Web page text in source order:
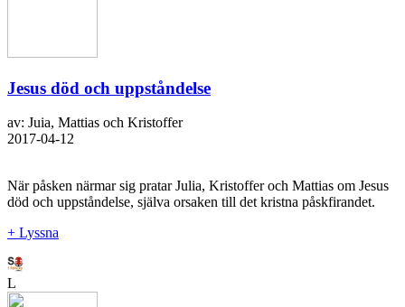
Jesus död och uppståndelse
av: Juia, Mattias och Kristoffer
2017-04-12
När påsken närmar sig pratar Julia, Kristoffer och Mattias om Jesus
död och uppståndelse, själva orsaken till det kristna påskfirandet.
+ Lyssna
L